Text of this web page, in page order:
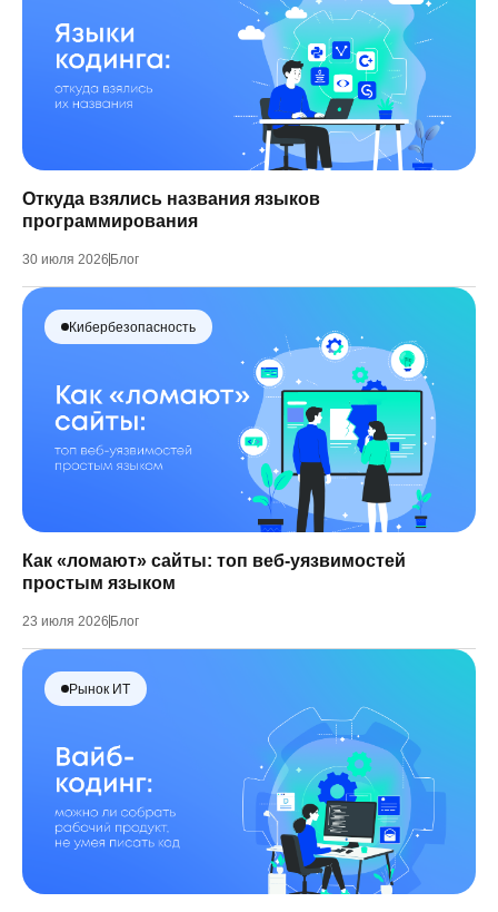
Откуда взялись названия языков
программирования
30 июля 2026 Блог
Кибербезопасность
Как «ломают» сайты: топ веб-уязвимостей
простым языком
23 июля 2026 Блог
Рынок ИТ